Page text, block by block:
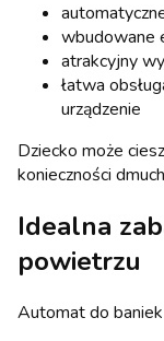
wbudowane
atrakcyjny
łatwa
urządzenie
Dziecko może
konieczności
Idealna
powietrzu
Automat do